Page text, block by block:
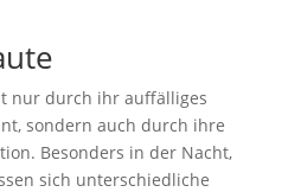
nur durch ihr auffälliges
sondern auch durch ihre
Besonders in der Nacht,
sich unterschiedliche